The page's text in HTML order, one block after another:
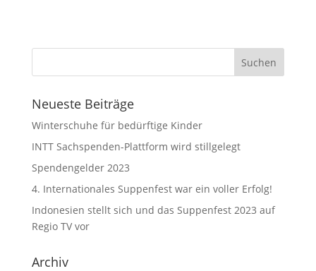
Neueste Beiträge
Winterschuhe für bedürftige Kinder
INTT Sachspenden-Plattform wird stillgelegt
Spendengelder 2023
4. Internationales Suppenfest war ein voller Erfolg!
Indonesien stellt sich und das Suppenfest 2023 auf
Regio TV vor
Archiv